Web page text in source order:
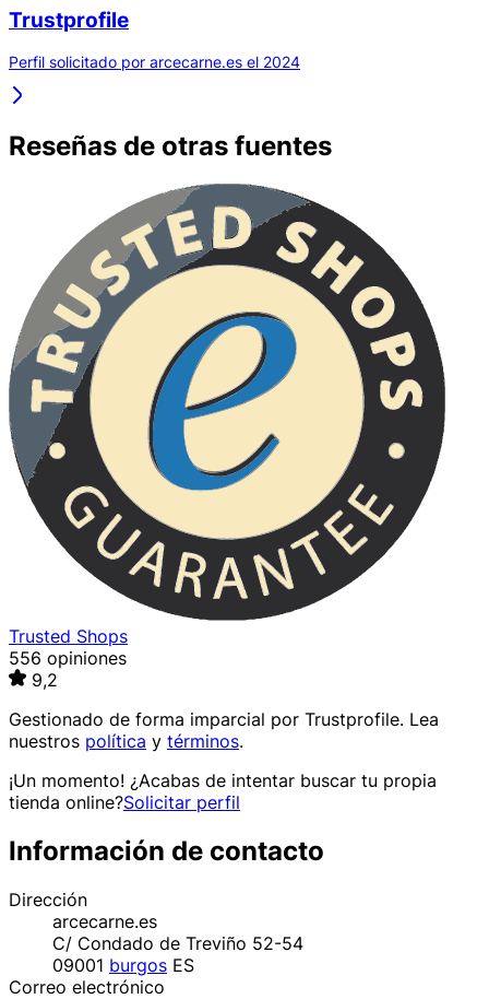
Trustprofile
Perfil solicitado por arcecarne.es el 2024
Reseñas de otras fuentes
Trusted Shops
556 opiniones
9,2
Gestionado de forma imparcial por Trustprofile. Lea
nuestros política y términos.
¡Un momento! ¿Acabas de intentar buscar tu propia
tienda online?Solicitar perfil
Información de contacto
Dirección
arcecarne.es
C/ Condado de Treviño 52-54
09001 burgos ES
Correo electrónico